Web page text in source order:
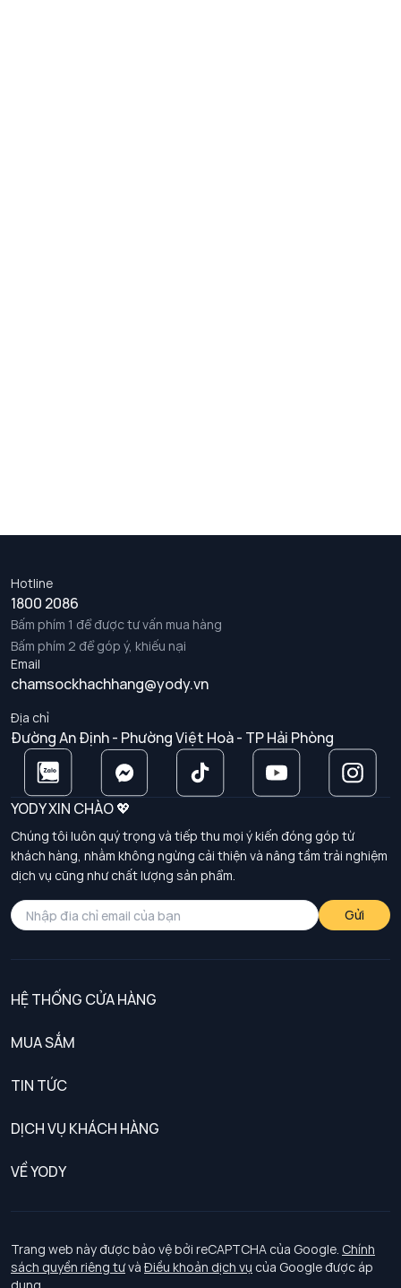
Hotline
1800 2086
Bấm phím 1 để được tư vấn mua hàng
Bấm phím 2 để góp ý, khiếu nại
Email
chamsockhachhang@yody.vn
Địa chỉ
Đường An Định - Phường Việt Hoà - TP Hải Phòng
YODY XIN CHÀO 💖
Chúng tôi luôn quý trọng và tiếp thu mọi ý kiến đóng góp từ
khách hàng, nhằm không ngừng cải thiện và nâng tầm trải nghiệm
dịch vụ cũng như chất lượng sản phẩm.
Gửi
HỆ THỐNG CỬA HÀNG
MUA SẮM
TIN TỨC
DỊCH VỤ KHÁCH HÀNG
Chính sách khách hàng thân thiết
Chính sách bảo vệ dữ liệu cá nhân
Chính sách thanh toán, giao nhận
VỀ YODY
Tuyển dụng
Trang web này được bảo vệ bởi reCAPTCHA của Google. Chính
sách quyền riêng tưvà Điều khoản dịch vụ của Google được áp